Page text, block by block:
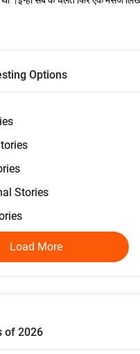
Options
Stories
Load More
of 2026